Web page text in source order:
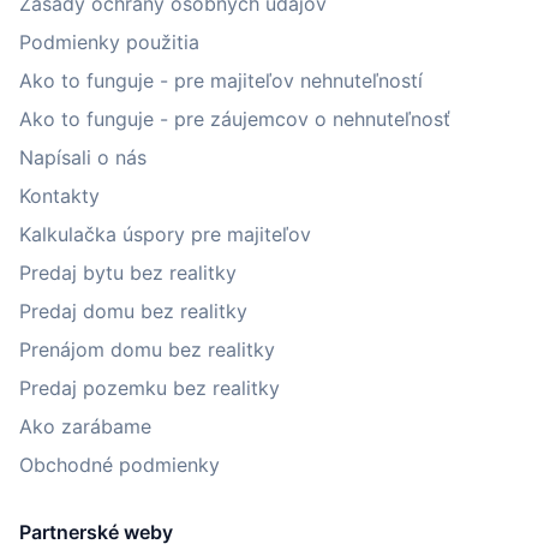
Podmienky použitia
Ako to funguje - pre majiteľov nehnuteľností
Ako to funguje - pre záujemcov o nehnuteľnosť
Napísali o nás
Kontakty
Kalkulačka úspory pre majiteľov
Predaj bytu bez realitky
Predaj domu bez realitky
Prenájom domu bez realitky
Predaj pozemku bez realitky
Ako zarábame
Obchodné podmienky
Partnerské weby